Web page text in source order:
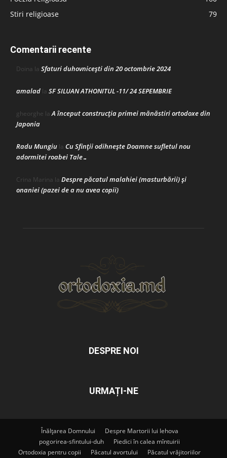
Stiri religioase
79
Comentarii recente
Doina la Sfaturi duhovnicești din 20 octombrie 2024
amalad la SF SILUAN ATHONITUL -11/ 24 SEPEMBRIE
gheorghe laA început construcţia primei mănăstiri ortodoxe din
Japonia
Radu Mungiu la Cu Sfinții odihnește Doamne sufletul nou
adormitei roabei Tale…
Crina Marina la Despre păcatul malahiei (masturbării) şi
onaniei (pazei de a nu avea copii)
DESPRE NOI
URMAȚI-NE
Înălțarea Domnului
Despre Martorii lui Iehova
pogorirea-sfintului-duh
Piedici în calea mîntuirii
Ortodoxia pentru copii
Păcatul avortului Păcatul vrăjitoriilor